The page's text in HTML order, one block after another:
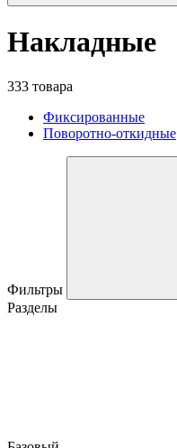
Накладные
333 товара
Фиксированные
Поворотно-откидные
Фильтры
Разделы